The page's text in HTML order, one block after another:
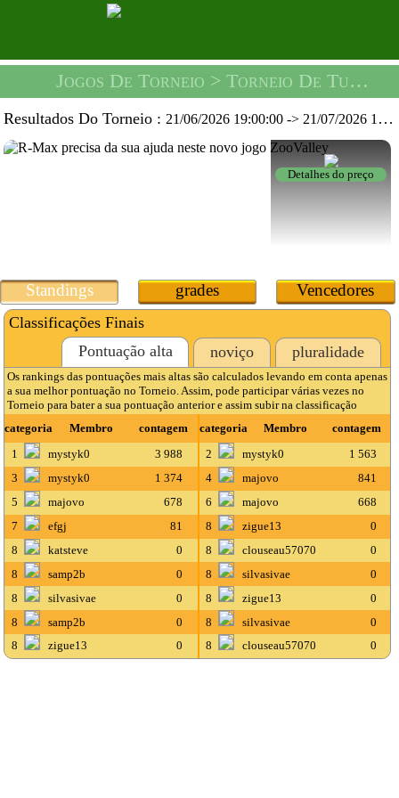
Jogos De Torneio > Torneio De Tubos Loucos -
Resultados Do Torneio :21/06/2026 19:00:00 -> 21/07/2026 19:59:59
Detalhes do preço
Standings grades Vencedores
Classificações Finais
Pontuação alta
noviço pluralidade
Os rankings das pontuações mais altas são calculados levando em conta apenas
a sua melhor pontuação no Torneio. Assim, pode participar várias vezes no
Torneio para bater a sua pontuação anterior e assim subir na classificação
categoria
Membro contagem categoria Membro
contagem
1
mystyk0 3 988 2 mystyk0
1 563
3
mystyk0 1 374 4 majovo
841
5
majovo 678 6 majovo
668
7
efgj 81 8 zigue13
0
8
katsteve 0 8 clouseau57070
0
8
samp2b 0 8 silvasivae
0
8
silvasivae 0 8 zigue13
0
8
samp2b 0 8 silvasivae
0
8
zigue13 0 8 clouseau57070 0